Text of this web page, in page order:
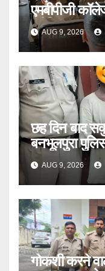
एमबीपीजी
ब्रीफिंग
AUG 9, 2026
छह दिन बाद
बनभूलपुरा
AUG 9, 2026
गोकशी करने